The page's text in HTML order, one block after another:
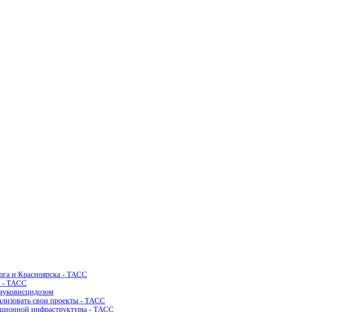
и Красноярска - ТАСС
- ТАСС
свои проекты - ТАСС
инфраструктуры - ТАСС